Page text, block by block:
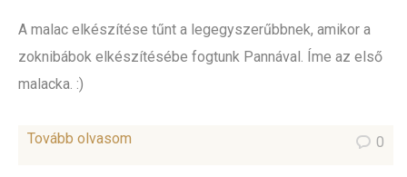
A malac elkészítése tűnt a legegyszerűbbnek, amikor a
zoknibábok elkészítésébe fogtunk Pannával. Íme az első
malacka. :)
Tovább olvasom 0